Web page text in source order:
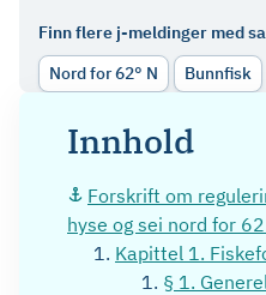
Finn flere j-meldinger med
Nord for 62° N
Bunnfisk
Innhold
Forskrift om
hyse og sei nord for
Kapittel 1.
§ 1.